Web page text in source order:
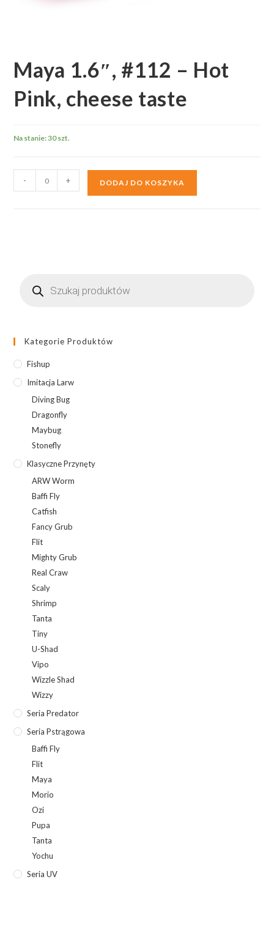
Maya 1.6″, #112 – Hot
Pink, cheese taste
Na stanie: 30 szt.
Maya
cheese
- + DODAJ DO KOSZYKA
produktów
Kategorie Produktów
Fishup
Imitacja Larw
Diving Bug
Dragonfly
Maybug
Stonefly
Klasyczne Przynęty
ARW Worm
Baffi Fly
Catfish
Fancy Grub
Flit
Mighty Grub
Real Craw
Scaly
Shrimp
Tanta
Tiny
U-Shad
Vipo
Wizzle Shad
Wizzy
Seria Predator
Seria Pstrągowa
Baffi Fly
Flit
Maya
Morio
Ozi
Pupa
Tanta
Yochu
Seria UV